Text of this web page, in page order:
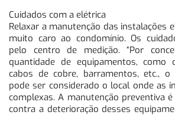
Cuidados com a elétrica
Relaxar a manutenção das instalações
muito caro ao condomínio. Os
pelo centro de medição. “Por
quantidade de equipamentos, como
cabos de cobre, barramentos, etc., o
pode ser considerado o local onde as
complexas. A manutenção preventiva
contra a deterioração desses